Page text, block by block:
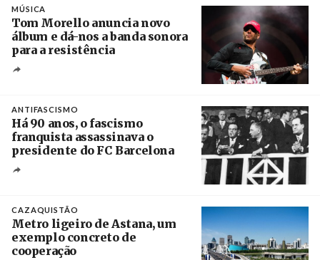
MÚSICA
Tom Morello anuncia novo
álbum e dá-nos a banda sonora
para a resistência
ANTIFASCISMO
Há 90 anos, o fascismo
franquista assassinava o
presidente do FC Barcelona
CAZAQUISTÃO
Metro ligeiro de Astana, um
exemplo concreto de
cooperação